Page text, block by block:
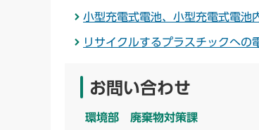
小型充電式電池、小型充電式電池
リサイクルするプラスチックへの
お問い合わせ
環境部 廃棄物対策課